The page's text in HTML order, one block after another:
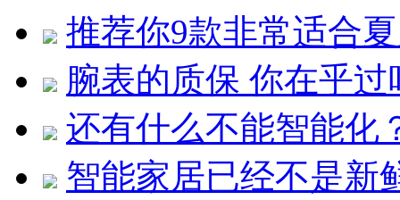
推荐你9款非常适合
腕表的质保 你在乎过
还有什么不能智能化
智能家居已经不是新